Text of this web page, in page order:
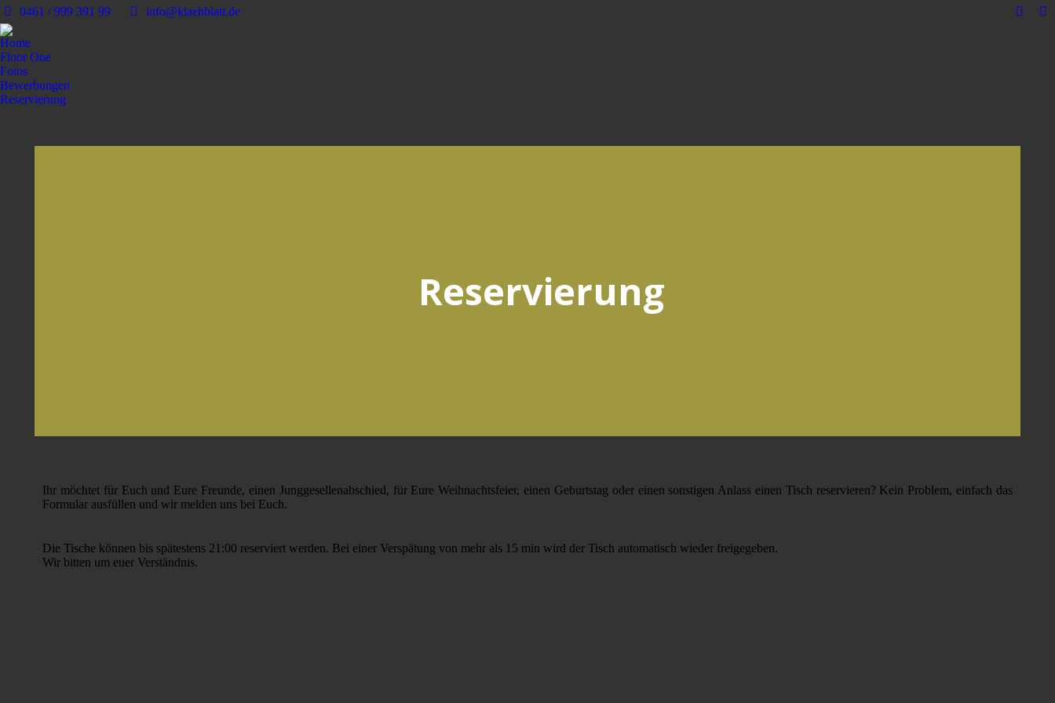
0461 / 999 391 99 info@klaehblatt.de
Home
Floor One
Fotos
Bewerbungen
Reservierung
Reservierung
Ihr möchtet für Euch und Eure Freunde, einen Junggesellenabschied, für Eure Weihnachtsfeier, einen Geburtstag oder einen sonstigen Anlass einen Tisch reservieren? Kein Problem, einfach das
Formular ausfüllen und wir melden uns bei Euch.
Die Tische können bis spätestens 21:00 reserviert werden. Bei einer Verspätung von mehr als 15 min wird der Tisch automatisch wieder freigegeben.
Wir bitten um euer Verständnis.